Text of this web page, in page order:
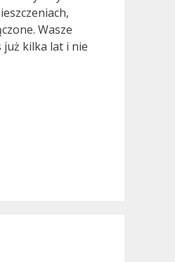
Wasze
już kilka lat i nie